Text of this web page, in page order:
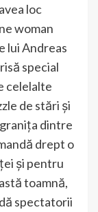
loc
woman
lui Andreas
special
celelalte
de stări şi
dintre
drept o
şi pentru
toamnă,
spectatorii